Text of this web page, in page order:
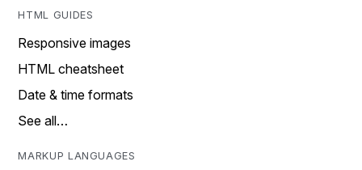
HTML GUIDES
Responsive images
HTML cheatsheet
Date & time formats
See all…
MARKUP LANGUAGES